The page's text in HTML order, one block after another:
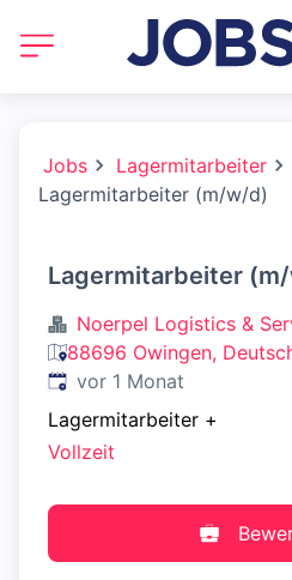
Jobs
Lagermitarbeiter
Lagermitarbeiter (m/w/d)
Lagermitarbeiter
Noerpel Logistics &
88696 Owingen,
Veröffentlicht:
vor 1 Monat
Lagermitarbeiter +
Vollzeit